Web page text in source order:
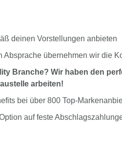
deinen Vorstellungen anbieten
übernehmen wir die
Branche? Wir haben den
arbeiten!
bei über 800 Top-
auf feste